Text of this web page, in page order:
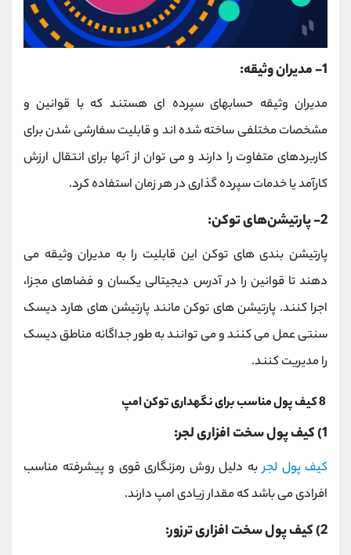
1- مدیران وثیقه:
مدیران وثیقه حسابهای سپرده ای هستند که با قوانین و
مشخصات مختلفی ساخته شده اند و قابلیت سفارشی شدن برای
کاربردهای متفاوت را دارند و می توان از آنها برای انتقال ارزش
کارآمد یا خدمات سپرده گذاری در هر زمان استفاده کرد.
2- پارتیشن‌های توکن:
پارتیشن بندی های توکن این قابلیت را به مدیران وثیقه می
دهند تا قوانین را در آدرس دیجیتالی یکسان و فضاهای مجزا،
اجرا کنند. پارتیشن های توکن مانند پارتیشن های هارد دیسک
سنتی عمل می کنند و می توانند به طور جداگانه مناطق دیسک
را مدیریت کنند.
1) کیف پول سخت افزاری لجر:
کیف پول لجربه دلیل روش رمزنگاری قوی و پیشرفته مناسب
افرادی می باشد که مقدار زیادی امپ دارند.
2) کیف پول سخت افزاری ترزور: